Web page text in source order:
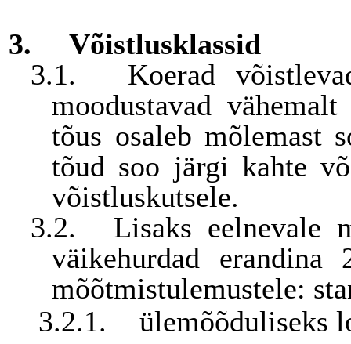
3.
Võistlusklassid
3.1.
Koerad
moodustavad
tõus osaleb mõlemast
tõud soo järgi kahte
võistluskutsele.
3.2.
Lisaks eelnevale
väikehurdad erandina
mõõtmistulemustele:
3.2.1.
ülemõõduliseks